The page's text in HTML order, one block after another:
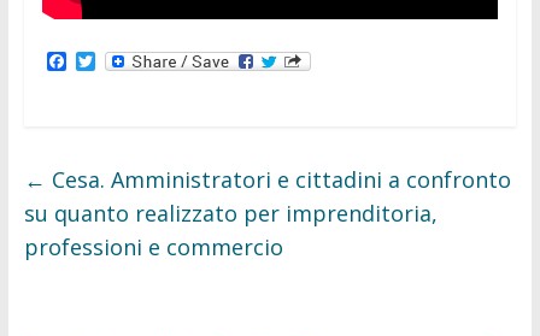
F
o
k
T
r
← Cesa. Amministratori e cittadini a confronto
su quanto realizzato per imprenditoria,
professioni e commercio